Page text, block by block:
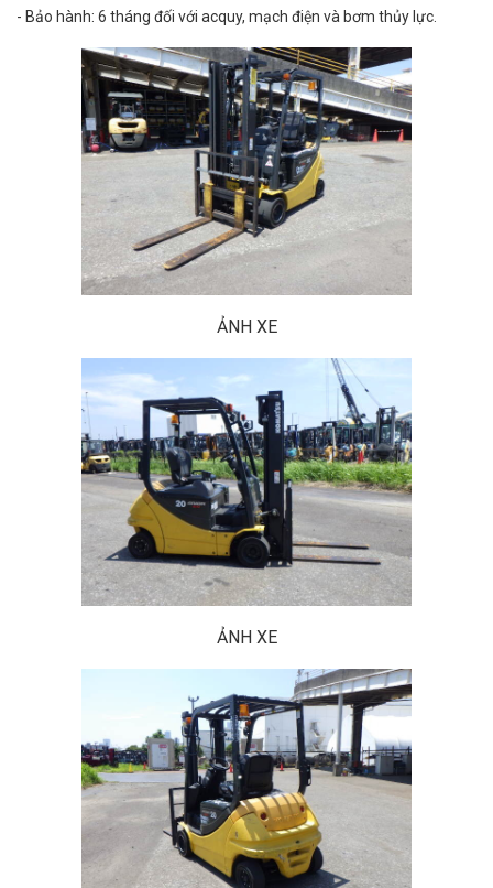
- Bảo hành: 6 tháng đối với acquy, mạch điện và bơm thủy lực.
ẢNH XE
ẢNH XE